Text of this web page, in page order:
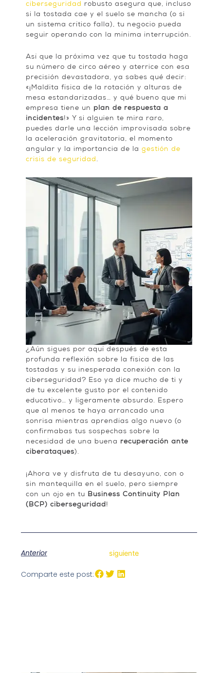
ciberseguridad
robusto asegura que, incluso
si la tostada cae y el suelo se mancha (o si
un sistema crítico falla), tu negocio pueda
seguir operando con la mínima interrupción.
Así que la próxima vez que tu tostada haga
su número de circo aéreo y aterrice con esa
precisión devastadora, ya sabes qué decir:
«¡Maldita física de la rotación y alturas de
mesa estandarizadas… y qué bueno que mi
empresa tiene un plan de respuesta a
incidentes!» Y si alguien te mira raro,
puedes darle una lección improvisada sobre
la aceleración gravitatoria, el momento
angular y la importancia de la gestión de
crisis de seguridad .
¿Aún sigues por aquí después de esta
profunda reflexión sobre la física de las
tostadas y su inesperada conexión con la
ciberseguridad? Eso ya dice mucho de ti y
de tu excelente gusto por el contenido
educativo… y ligeramente absurdo. Espero
que al menos te haya arrancado una
sonrisa mientras aprendías algo nuevo (o
confirmabas tus sospechas sobre la
necesidad de una buena recuperación ante
ciberataques).
¡Ahora ve y disfruta de tu desayuno, con o
sin mantequilla en el suelo, pero siempre
con un ojo en tu Business Continuity Plan
(BCP) ciberseguridad!
Anterior siguiente
Comparte este post: